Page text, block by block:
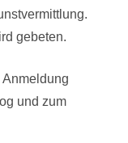
gebeten.
Anmeldung
und zum